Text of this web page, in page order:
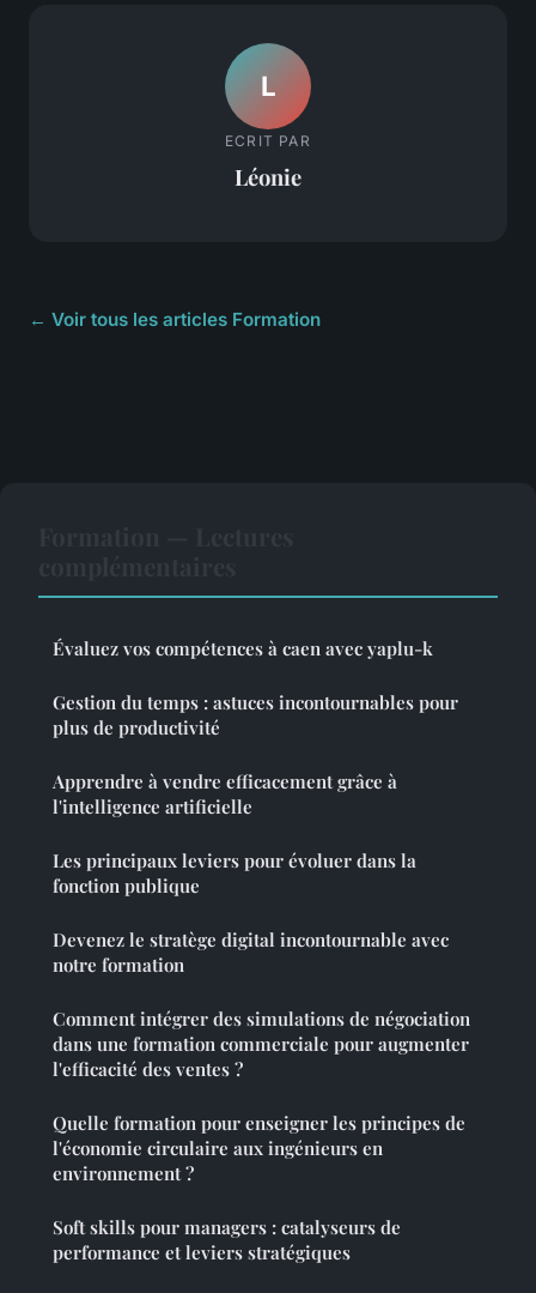
L
ECRIT PAR
Léonie
← Voir tous les articles Formation
Évaluez vos compétences à caen avec yaplu-k
Gestion du temps : astuces incontournables pour
plus de productivité
Apprendre à vendre efficacement grâce à
l'intelligence artificielle
Les principaux leviers pour évoluer dans la
fonction publique
Devenez le stratège digital incontournable avec
notre formation
Comment intégrer des simulations de négociation
dans une formation commerciale pour augmenter
l'efficacité des ventes ?
Quelle formation pour enseigner les principes de
l'économie circulaire aux ingénieurs en
environnement ?
Soft skills pour managers : catalyseurs de
performance et leviers stratégiques